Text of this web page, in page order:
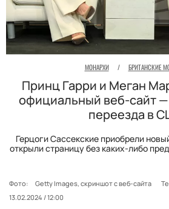
МОНАРХИ / БРИТАНСКИЕ
Принц Гарри и Меган
официальный веб-сайт
переезда в
Герцоги Сассекские приобрели
открыли страницу без каких-либо
Фото: Getty Images, скриншот с веб-сайта
13.02.2024 / 12:00